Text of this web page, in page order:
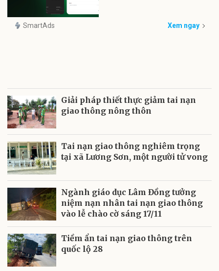
SmartAds Xem ngay
Giải pháp thiết thực giảm tai nạn
giao thông nông thôn
Tai nạn giao thông nghiêm trọng
tại xã Lương Sơn, một người tử vong
Ngành giáo dục Lâm Đồng tưởng
niệm nạn nhân tai nạn giao thông
vào lễ chào cờ sáng 17/11
Tiềm ẩn tai nạn giao thông trên
quốc lộ 28